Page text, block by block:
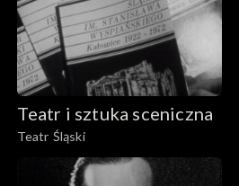
Teatr i sztuka sceniczna
Teatr Śląski